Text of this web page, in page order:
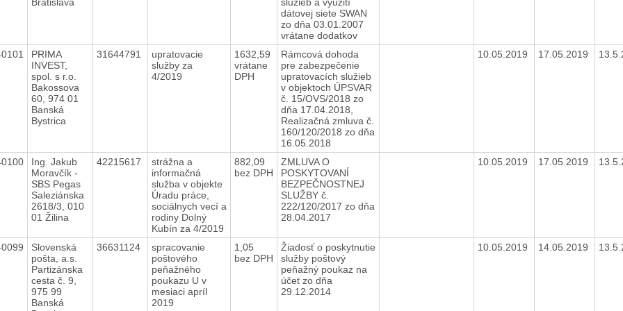
dátovej siete SWAN
zo dňa 03.01.2007
vrátane dodatkov
PRIMA
INVEST,
spol. s r.o.
Bakossova
60, 974 01
Banská
Bystrica
31644791
upratovacie
služby za
4/2019
1632,59
vrátane
DPH
Rámcová dohoda
pre zabezpečenie
upratovacích služieb
v objektoch ÚPSVAR
č. 15/OVS/2018 zo
dňa 17.04.2018,
Realizačná zmluva č.
160/120/2018 zo dňa
16.05.2018
10.05.2019 17.05.2019
Ing. Jakub
Moravčík -
SBS Pegas
Saleziánska
2618/3, 010
01 Žilina
42215617
strážna a
informačná
služba v objekte
Úradu práce,
sociálnych vecí a
rodiny Dolný
Kubín za 4/2019
882,09
bez DPH
ZMLUVA O
POSKYTOVANÍ
BEZPEČNOSTNEJ
SLUŽBY č.
222/120/2017 zo dňa
28.04.2017
10.05.2019 17.05.2019
Slovenská
pošta, a.s.
Partizánska
cesta č. 9,
975 99
Banská
36631124
spracovanie
poštového
peňažného
poukazu U v
mesiaci apríl
2019
1,05
bez DPH
Žiadosť o poskytnutie
služby poštový
peňažný poukaz na
účet zo dňa
29.12.2014
10.05.2019 14.05.2019